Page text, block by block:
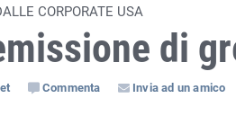
CORPORATE USA
di
Commenta Invia ad un amico